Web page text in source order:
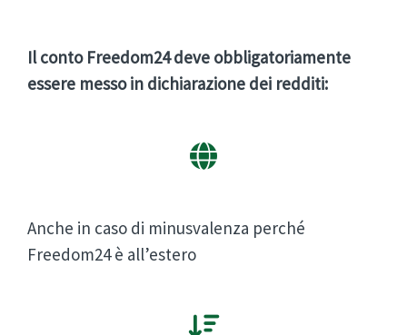
Il conto Freedom24 deve obbligatoriamente
essere messo in dichiarazione dei redditi:
Anche in caso di minusvalenza perché
Freedom24 è all’estero